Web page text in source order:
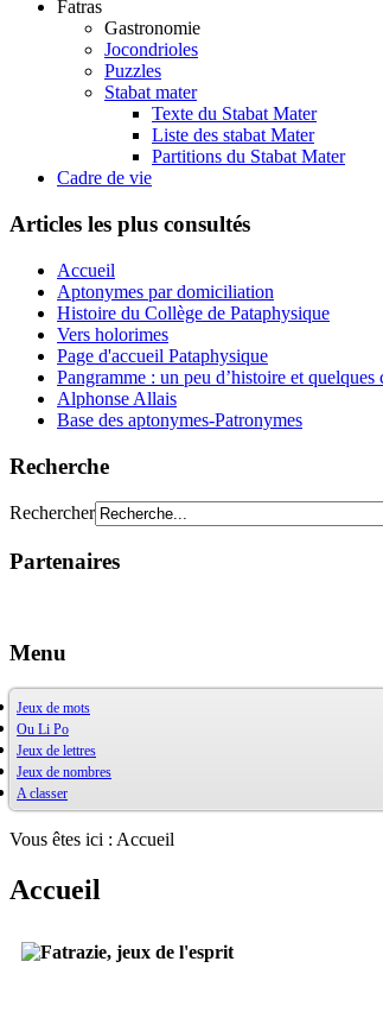
Fatras
Gastronomie
Jocondrioles
Puzzles
Stabat mater
Texte du Stabat Mater
Liste des stabat Mater
Partitions du Stabat Mater
Cadre de vie
Articles les plus consultés
Accueil
Aptonymes par domiciliation
Histoire du Collège de Pataphysique
Vers holorimes
Page d'accueil Pataphysique
Pangramme : un peu d’histoire et quelques
Alphonse Allais
Base des aptonymes-Patronymes
Recherche
Rechercher
Partenaires
Menu
Jeux de mots
OuXPo
Contrepets
Palindromes
Jeux de mots divers
Récréamots
Glossaire des figures de style
Anaphore
Ou Li Po
OuLiPo
Base de la Bibliothèque Oulipienne
Oulipiens
G. Perec
Bibliographie
Ecrit par des oulipiens
Jeux de lettres
Jeux de nombres
Ludimath
Base Ludimath
Ludimaths : bibliographie
Carrés magiques
Jouez carré
A classer
Vous êtes ici : Accueil
Accueil